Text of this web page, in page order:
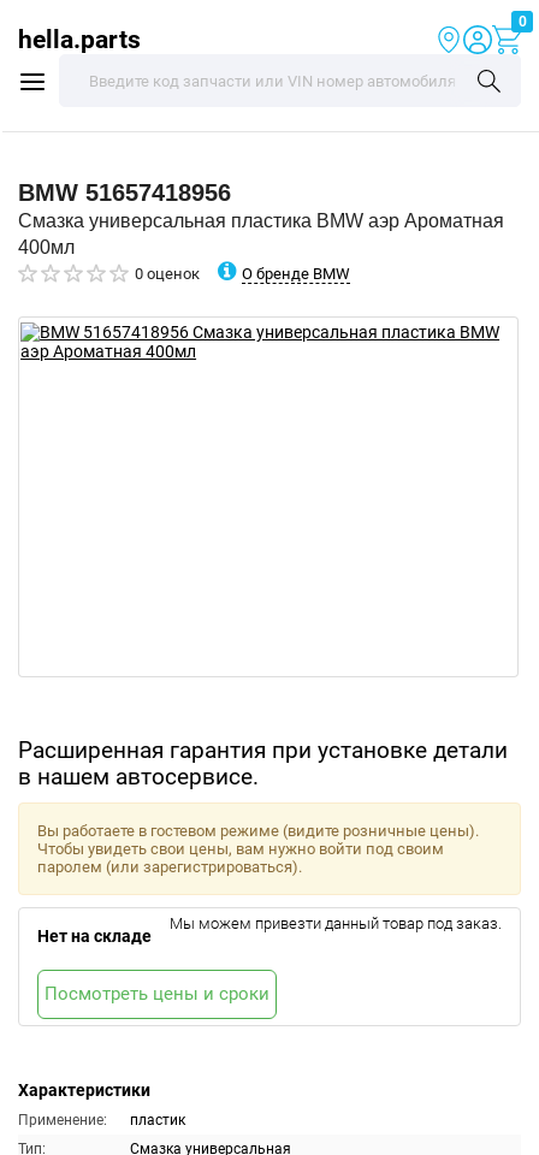
hella.parts
0
BMW 51657418956
Смазка универсальная пластика BMW аэр Ароматная
400мл
0 оценок О бренде BMW
Расширенная гарантия при установке детали
в нашем автосервисе.
Характеристики
Применение:
пластик
Тип:
Смазка универсальная
Вы работаете в гостевом режиме (видите розничные цены).
Чтобы увидеть свои цены, вам нужно войти под своим
паролем (или зарегистрироваться).
Нет на складе
Мы можем привезти данный товар под заказ.
Посмотреть цены и сроки